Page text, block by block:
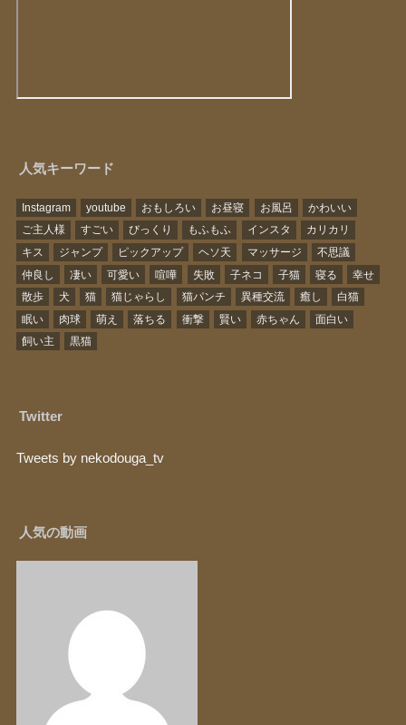
人気キーワード
Instagram youtube おもしろい お昼寝 お風呂
かわいい
ご主人様
すごい びっくり もふもふ インスタ
カリカリ
キス
ジャンプ ピックアップ ヘソ天 マッサージ
不思議
仲良し
凄い 可愛い 喧嘩 失敗 子ネコ 子猫 寝る
幸せ
散歩
犬 猫 猫じゃらし 猫パンチ 異種交流 癒し
白猫
眠い
肉球 萌え 落ちる 衝撃 賢い 赤ちゃん
面白い
飼い主
黒猫
Twitter
Tweets by nekodouga_tv
人気の動画